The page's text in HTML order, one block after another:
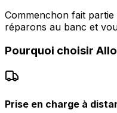
Commenchon fait
réparons au banc et
Pourquoi choisir
Prise en charge à